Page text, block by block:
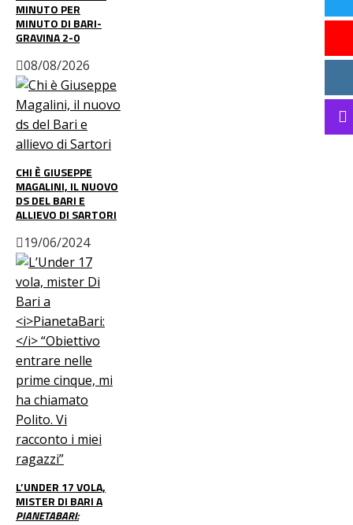
MINUTO PER
MINUTO DI BARI-
GRAVINA 2-0
08/08/2026
CHI È GIUSEPPE
MAGALINI, IL NUOVO
DS DEL BARI E
ALLIEVO DI SARTORI
19/06/2024
L’UNDER 17 VOLA,
MISTER DI BARI A
PIANETABARI: